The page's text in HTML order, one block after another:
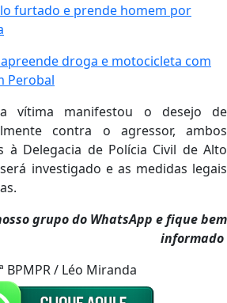
furtado e prende homem por
droga e motocicleta com
Perobal
vítima manifestou o desejo de
contra o agressor, ambos
à Delegacia de Polícia Civil de Alto
investigado e as medidas legais
grupo do WhatsApp e fique bem
informado
BPMPR / Léo Miranda